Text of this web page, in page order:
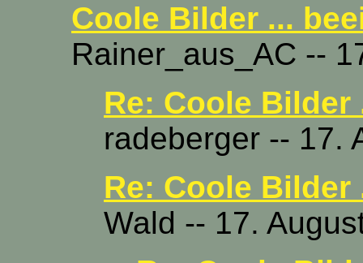
Coole Bilder ...
Rainer_aus_AC --
Re: Coole
radeberger -- 17.
Re: Coole
Wald -- 17.